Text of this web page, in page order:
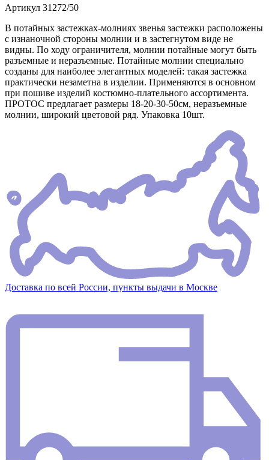
Артикул 31272/50
В потайных застежках-молниях звенья застежки расположены
с изнаночной стороны молнии и в застегнутом виде не
видны. По ходу ограничителя, молнии потайные могут быть
разъемные и неразъемные. Потайные молнии специально
созданы для наиболее элегантных моделей: такая застежка
практически незаметна в изделии. Применяются в основном
при пошиве изделий костюмно-плательного ассортимента.
ПРОТОС предлагает размеры 18-20-30-50см, неразъемные
молнии, широкий цветовой ряд. Упаковка 10шт.
Доставка по всей России, пункты выдачи в Москве